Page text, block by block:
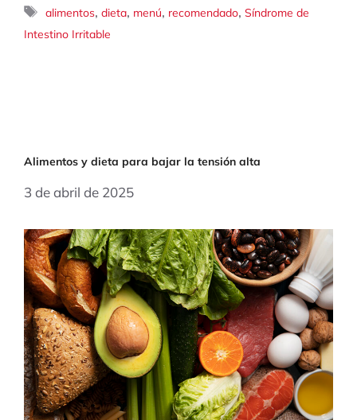
Etiquetas
alimentos,dieta, menú, recomendado,Síndrome de
Intestino Irritable
Alimentos y dieta para bajar la tensión alta
3 de abril de 2025